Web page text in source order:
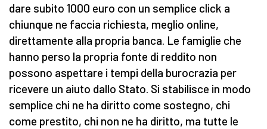
dare subito 1000 euro con un semplice click a
chiunque ne faccia richiesta, meglio online,
direttamente alla propria banca. Le famiglie che
hanno perso la propria fonte di reddito non
possono aspettare i tempi della burocrazia per
ricevere un aiuto dallo Stato. Si stabilisce in modo
semplice chi ne ha diritto come sostegno, chi
come prestito, chi non ne ha diritto, ma tutte le